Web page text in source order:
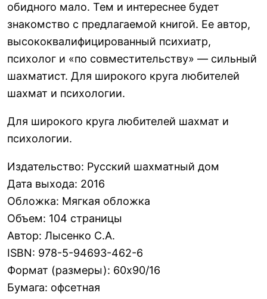
обидного мало. Тем и интереснее будет
знакомство с предлагаемой книгой. Ее автор,
высококвалифицированный психиатр,
психолог и «по совместительству» — сильный
шахматист. Для широкого круга любителей
шахмат и психологии.
Для широкого круга любителей шахмат и
психологии.
Издательство: Русский шахматный дом
Дата выхода: 2016
Обложка: Мягкая обложка
Объем: 104 страницы
Автор: Лысенко С.А.
ISBN: 978-5-94693-462-6
Формат (размеры): 60х90/16
Бумага: офсетная